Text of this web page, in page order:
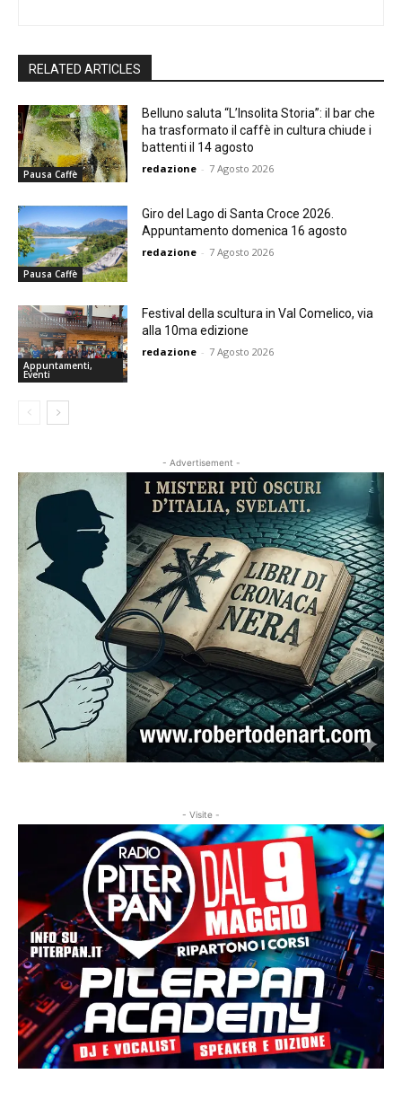
RELATED ARTICLES
Pausa Caffè
Belluno saluta “L’Insolita Storia”: il bar che
ha trasformato il caffè in cultura chiude i
battenti il 14 agosto
redazione - 7 Agosto 2026
Pausa Caffè
Giro del Lago di Santa Croce 2026.
Appuntamento domenica 16 agosto
redazione - 7 Agosto 2026
Appuntamenti,
Eventi
Festival della scultura in Val Comelico, via
alla 10ma edizione
redazione - 7 Agosto 2026
- Advertisement -
- Visite -